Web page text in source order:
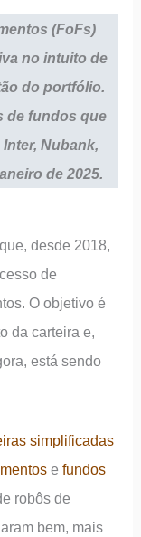
(FoFs)
no intuito de
do portfólio.
de fundos que
Nubank,
de 2025.
desde 2018,
de
O objetivo é
da carteira e,
está sendo
simplificadas
efundos
robôs de
bem, mais